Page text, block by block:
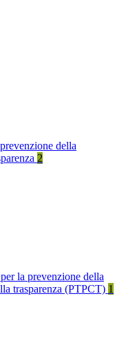
della
2
la prevenzione della
trasparenza (PTPCT) 1